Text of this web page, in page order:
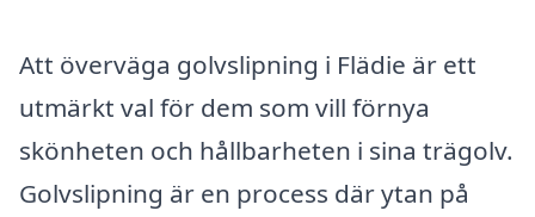
Att överväga golvslipning i Flädie är ett
utmärkt val för dem som vill förnya
skönheten och hållbarheten i sina trägolv.
Golvslipning är en process där ytan på